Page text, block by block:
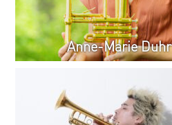
Anne-Marie Duhr